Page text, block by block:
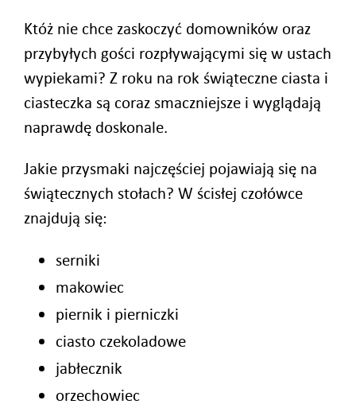
Któż nie chce zaskoczyć domowników oraz
przybyłych gości rozpływającymi się w ustach
wypiekami? Z roku na rok świąteczne ciasta i
ciasteczka są coraz smaczniejsze i wyglądają
naprawdę doskonale.
Jakie przysmaki najczęściej pojawiają się na
świątecznych stołach? W ścisłej czołówce
znajdują się:
serniki
makowiec
piernik i pierniczki
ciasto czekoladowe
jabłecznik
orzechowiec